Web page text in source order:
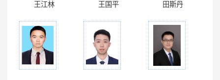
王江林 王国平 田斯丹